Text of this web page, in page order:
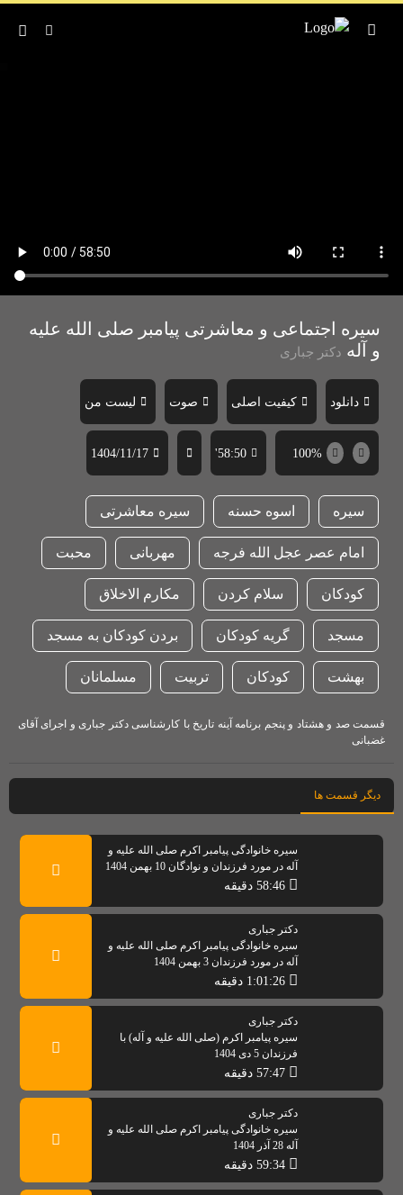
سیره اجتماعی و معاشرتی پیامبر صلی الله علیه
و آله دکتر جباری
دانلود کیفیت اصلی صوت لیست من
100%
58:50'
1404/11/17
سیره اسوه حسنه سیره معاشرتی
امام عصر عجل الله فرجه مهربانی محبت
کودکان سلام کردن مکارم الاخلاق
مسجد گریه کودکان بردن کودکان به مسجد
بهشت کودکان تربیت مسلمانان
قسمت صد و هشتاد و پنجم برنامه آینه تاریخ با کارشناسی دکتر جباری و اجرای آقای
غضبانی
دیگر قسمت ها
سیره خانوادگی پیامبر اکرم صلی الله علیه و
آله در مورد فرزندان و نوادگان 10 بهمن 1404
دکتر جباری
سیره خانوادگی پیامبر اکرم صلی الله علیه و
آله در مورد فرزندان 3 بهمن 1404
دکتر جباری
سیره پیامبر اکرم (صلی الله علیه و آله) با
فرزندان 5 دی 1404
دکتر جباری
سیره خانوادگی پیامبر اکرم صلی الله علیه و
آله 28 آذر 1404